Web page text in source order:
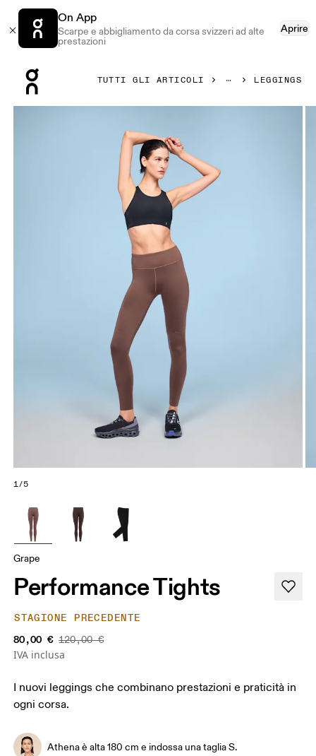
On App
Scarpe e abbigliamento da corsa svizzeri ad alte
prestazioni
Aprire
TUTTI GLI ARTICOLI LEGGINGS
1/5
Grape
Performance Tights
STAGIONE PRECEDENTE
80,00 € 120,00 €
IVA inclusa
I nuovi leggings che combinano prestazioni e praticità in
ogni corsa.
Athena è alta 180 cm e indossa una taglia S.